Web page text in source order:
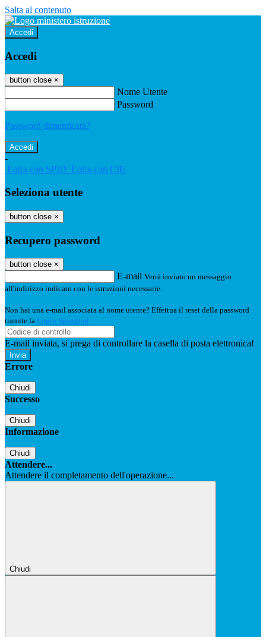
Salta al contenuto
Accedi
Accedi
button close ×
Nome Utente
Password
Password dimenticata?
-
Entra con SPID Entra con CIE
Seleziona utente
button close ×
Recupero password
button close ×
E-mail Verrà inviato un messaggio
all'indirizzo indicato con le istruzioni necessarie.
Non hai una e-mail associata al nome utente? Effettua il reset della password
tramite la Login Spaggiari
E-mail inviata, si prega di controllare la casella di posta elettronica!
Errore
Chiudi
Successo
Chiudi
Informazione
Chiudi
Attendere...
Attendere il completamento dell'operazione...
Chiudi